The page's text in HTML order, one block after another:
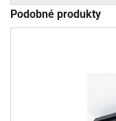
Podobné produkty